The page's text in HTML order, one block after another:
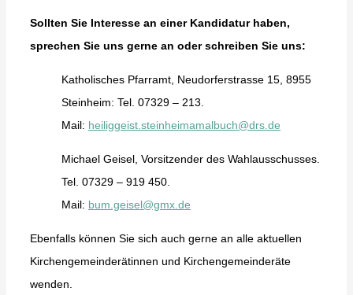
Sollten Sie Interesse an einer Kandidatur haben,
sprechen Sie uns gerne an oder schreiben Sie uns:
Katholisches Pfarramt, Neudorferstrasse 15, 8955
Steinheim: Tel. 07329 – 213.
Mail: heiliggeist.steinheimamalbuch@drs.de
Michael Geisel, Vorsitzender des Wahlausschusses.
Tel. 07329 – 919 450.
Mail: bum.geisel@gmx.de
Ebenfalls können Sie sich auch gerne an alle aktuellen
Kirchengemeinderätinnen und Kirchengemeinderäte
wenden.